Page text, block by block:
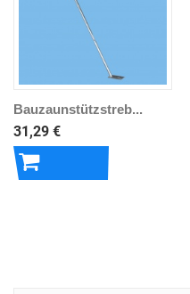
Bauzaunstützstreb...
31,29 €